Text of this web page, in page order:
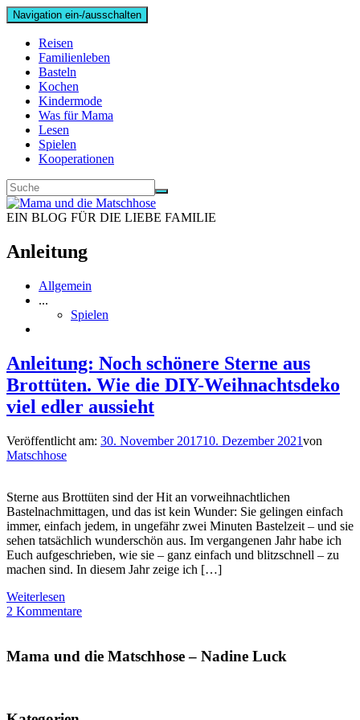
Navigation ein-/ausschalten
Reisen
Familienleben
Basteln
Kochen
Kindermode
Was für Mama
Lesen
Spielen
Kooperationen
EIN BLOG FÜR DIE LIEBE FAMILIE
Anleitung
Allgemein
...
Spielen
Anleitung: Noch schönere Sterne aus
Brottüten. Wie die DIY-Weihnachtsdeko
viel edler aussieht
Veröffentlicht am: 30. November 201710. Dezember 2021von
Matschhose
Sterne aus Brottüten sind der Hit an vorweihnachtlichen
Bastelnachmittagen, und das ist kein Wunder: Sie gelingen einfach
immer, einfach jedem, in ungefähr zwei Minuten Bastelzeit – und sie
sehen tatsächlich wunderschön aus. Im vergangenen Jahr habe ich
Euch aufgeschrieben, wie sie – ganz einfach und blitzschnell – zu
machen sind. In diesem Jahr zeige ich […]
Weiterlesen
2 Kommentare
Mama und die Matschhose – Nadine Luck